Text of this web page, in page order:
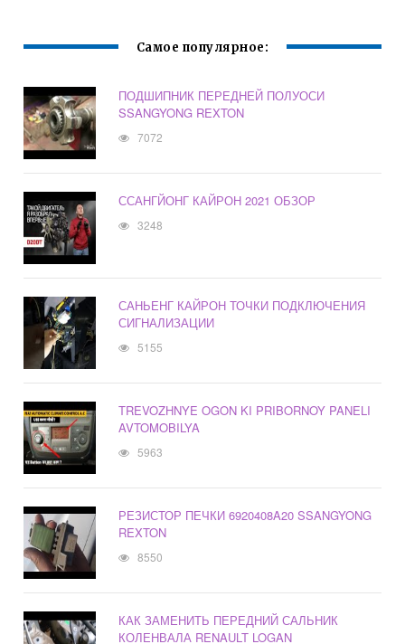
Самое популярное:
ПОДШИПНИК ПЕРЕДНЕЙ ПОЛУОСИ
SSANGYONG REXTON
7072
ССАНГЙОНГ КАЙРОН 2021 ОБЗОР
3248
САНЬЕНГ КАЙРОН ТОЧКИ ПОДКЛЮЧЕНИЯ
СИГНАЛИЗАЦИИ
5155
TREVOZHNYE OGON KI PRIBORNOY PANELI
AVTOMOBILYA
5963
РЕЗИСТОР ПЕЧКИ 6920408A20 SSANGYONG
REXTON
8550
КАК ЗАМЕНИТЬ ПЕРЕДНИЙ САЛЬНИК
КОЛЕНВАЛА RENAULT LOGAN